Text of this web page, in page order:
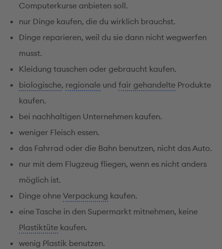
Computerkurse anbieten soll.
nur Dinge kaufen, die du wirklich brauchst.
Dinge reparieren, weil du sie dann nicht wegwerfen
musst.
Kleidung tauschen oder gebraucht kaufen.
biologische, regionale und fair gehandelte Produkte
kaufen.
bei nachhaltigen Unternehmen kaufen.
weniger Fleisch essen.
das Fahrrad oder die Bahn benutzen, nicht das Auto.
nur mit dem Flugzeug fliegen, wenn es nicht anders
möglich ist.
Dinge ohne Verpackung kaufen.
eine Tasche in den Supermarkt mitnehmen, keine
Plastiktüte kaufen.
wenig Plastik benutzen.